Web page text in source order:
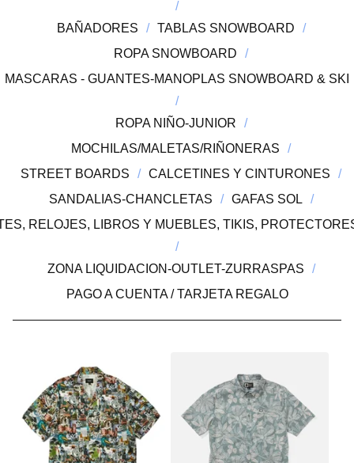
BAÑADORES
TABLAS SNOWBOARD
ROPA SNOWBOARD
MASCARAS - GUANTES-MANOPLAS SNOWBOARD & SKI
ROPA NIÑO-JUNIOR
MOCHILAS/MALETAS/RIÑONERAS
STREET BOARDS
CALCETINES Y CINTURONES
SANDALIAS-CHANCLETAS
GAFAS SOL
RELOJES, LIBROS Y MUEBLES, TIKIS,
ZONA LIQUIDACION-OUTLET-ZURRASPAS
PAGO A CUENTA / TARJETA REGALO